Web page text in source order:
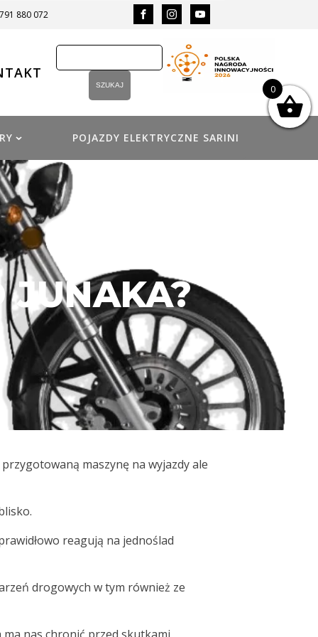
880 072
POJAZDY ELEKTRYCZNE SARINI
JUNAKA?
maszynę na wyjazdy ale
reagują na jednoślad
drogowych w tym również ze
0